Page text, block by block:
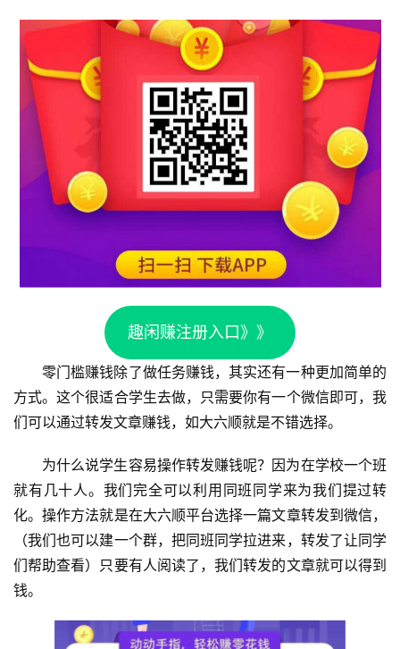
趣闲赚注册入口》》
零门槛赚钱除了做任务赚钱，其实还有一种更加简单的
方式。这个很适合学生去做，只需要你有一个微信即可，我
们可以通过转发文章赚钱，如大六顺就是不错选择。
为什么说学生容易操作转发赚钱呢？因为在学校一个班
就有几十人。我们完全可以利用同班同学来为我们提过转
化。操作方法就是在大六顺平台选择一篇文章转发到微信，
（我们也可以建一个群，把同班同学拉进来，转发了让同学
们帮助查看）只要有人阅读了，我们转发的文章就可以得到
钱。